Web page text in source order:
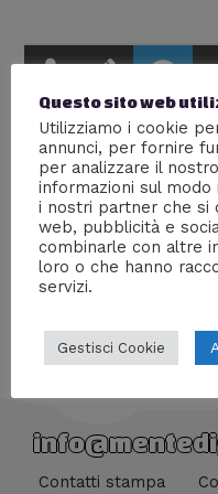
This user has
Contatti stampa
Questo sito web
Utilizziamo i cookie
annunci, per fornire
per analizzare il
informazioni sul
i nostri partner che si
web, pubblicità e
combinarle con altre
loro o che hanno
servizi.
Gestisci Cookie